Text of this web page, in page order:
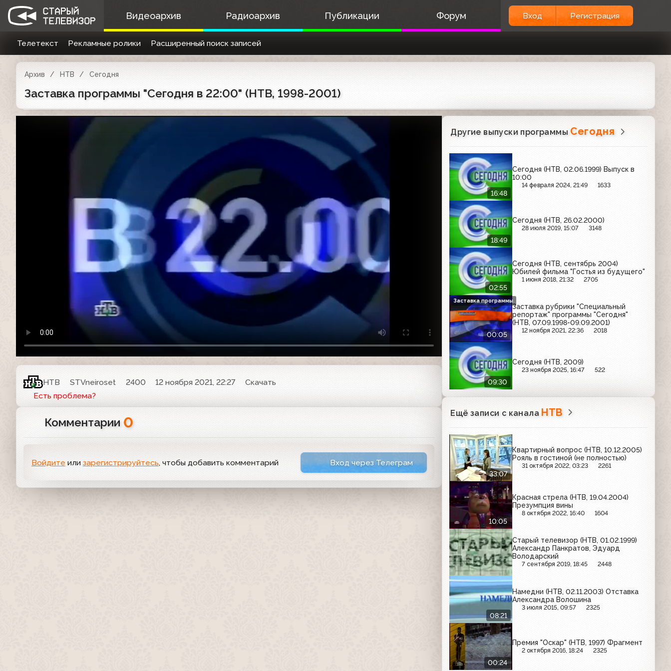
Видеоархив Радиоархив Публикации Форум Вход Регистрация
Телетекст Рекламные ролики Расширенный поиск записей
Архив НТВ Сегодня
Заставка программы "Сегодня в 22:00" (НТВ, 1998-2001)
НТВ STVneiroset 2400 12 ноября 2021, 22:27
Скачать
Есть проблема?
Комментарии 0
Войдите или зарегистрируйтесь, чтобы добавить комментарий Вход через Телеграм
Другие выпуски программы Сегодня
16:48
Сегодня (НТВ, 02.06.1999) Выпуск в
10:00
14 февраля 2024, 21:49 1633
18:49
Сегодня (НТВ, 26.02.2000)
28 июля 2019, 15:07 3148
02:55
Сегодня (НТВ, сентябрь 2004)
Юбилей фильма "Гостья из будущего"
1 июня 2018, 21:32 2705
00:05
Заставка рубрики "Специальный
репортаж" программы "Сегодня"
(НТВ, 07.09.1998-09.09.2001)
12 ноября 2021, 22:36 2018
Заставка программы
09:30
Сегодня (НТВ, 2009)
23 ноября 2025, 16:47 522
Ещё записи с канала НТВ
33:07
Квартирный вопрос (НТВ, 10.12.2005)
Рояль в гостиной (не полностью)
31 октября 2022, 03:23 2261
10:05
Красная стрела (НТВ, 19.04.2004)
Презумпция вины
8 октября 2022, 16:40 1604
Старый телевизор (НТВ, 01.02.1999)
Александр Панкратов, Эдуард
Володарский
7 сентября 2019, 18:45 2448
08:21
Намедни (НТВ, 02.11.2003) Отставка
Александра Волошина
3 июля 2015, 09:57 2325
00:24
Премия "Оскар" (НТВ, 1997) Фрагмент
2 октября 2016, 18:24 2325